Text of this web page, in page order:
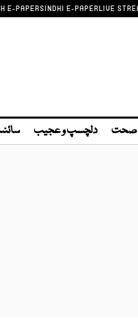
E-PAPERSINDHI E-PAPERLIVE
صحت دلچسپ و عجیب